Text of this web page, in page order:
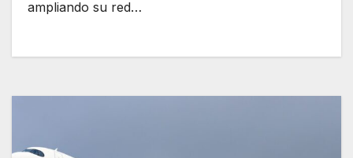
ampliando su red…